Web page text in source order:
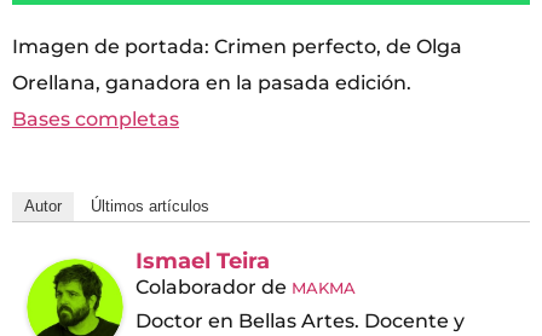
Imagen de portada: Crimen perfecto, de Olga
Orellana, ganadora en la pasada edición.
Bases completas
Autor Últimos artículos
Ismael Teira
Colaborador de MAKMA
Doctor en Bellas Artes. Docente y